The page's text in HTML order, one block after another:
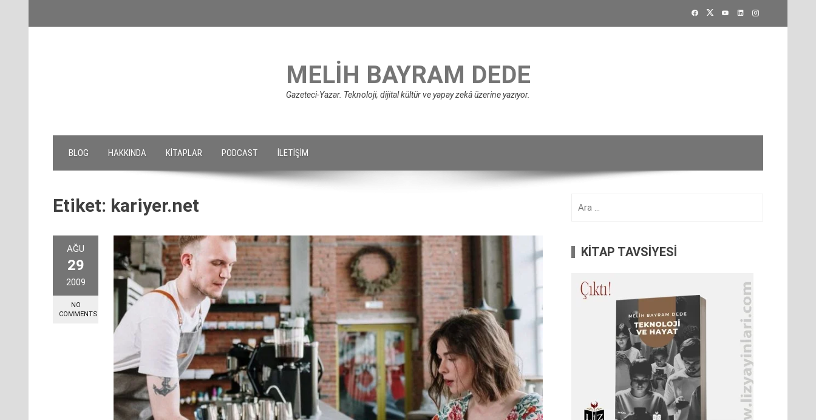
MELIH BAYRAM DEDE
Gazeteci-Yazar. Teknoloji, dijital kültür ve yapay zekâ üzerine yazıyor.
BLOG HAKKINDA KITAPLAR PODCAST İLETIŞIM
Etiket: kariyer.net
AĞU
29
2009
NO
COMMENTS
KİTAP TAVSİYESİ